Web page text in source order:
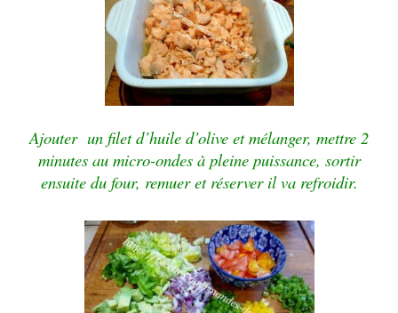
Ajouter un filet d’huile d’olive et mélanger, mettre 2
minutes au micro-ondes à pleine puissance, sortir
ensuite du four, remuer et réserver il va refroidir.